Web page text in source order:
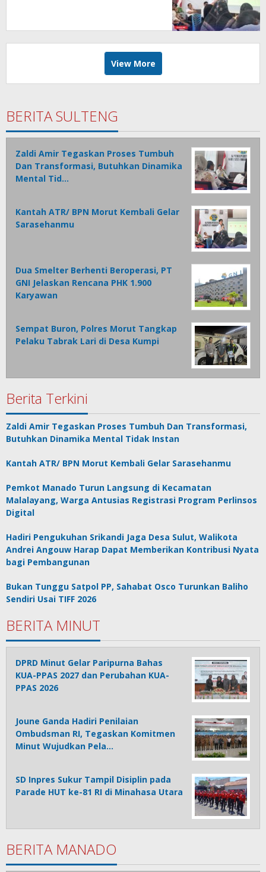
View More
BERITA SULTENG
Zaldi Amir Tegaskan Proses Tumbuh
Dan Transformasi, Butuhkan Dinamika
Mental Tid…
Kantah ATR/ BPN Morut Kembali Gelar
Sarasehanmu
Dua Smelter Berhenti Beroperasi, PT
GNI Jelaskan Rencana PHK 1.900
Karyawan
Sempat Buron, Polres Morut Tangkap
Pelaku Tabrak Lari di Desa Kumpi
Berita Terkini
Zaldi Amir Tegaskan Proses Tumbuh Dan Transformasi,
Butuhkan Dinamika Mental Tidak Instan
Kantah ATR/ BPN Morut Kembali Gelar Sarasehanmu
Pemkot Manado Turun Langsung di Kecamatan
Malalayang, Warga Antusias Registrasi Program Perlinsos
Digital
Hadiri Pengukuhan Srikandi Jaga Desa Sulut, Walikota
Andrei Angouw Harap Dapat Memberikan Kontribusi Nyata
bagi Pembangunan
Bukan Tunggu Satpol PP, Sahabat Osco Turunkan Baliho
Sendiri Usai TIFF 2026
BERITA MINUT
DPRD Minut Gelar Paripurna Bahas
KUA-PPAS 2027 dan Perubahan KUA-
PPAS 2026
Joune Ganda Hadiri Penilaian
Ombudsman RI, Tegaskan Komitmen
Minut Wujudkan Pela…
SD Inpres Sukur Tampil Disiplin pada
Parade HUT ke-81 RI di Minahasa Utara
BERITA MANADO